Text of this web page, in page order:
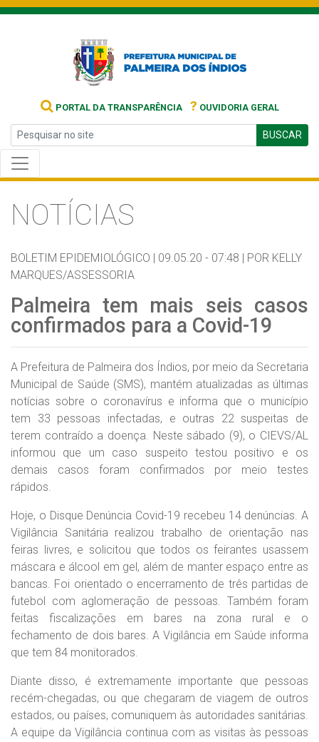
PORTAL DA TRANSPARÊNCIA ? OUVIDORIA GERAL
BUSCAR
NOTÍCIAS
BOLETIM EPIDEMIOLÓGICO | 09.05.20 - 07:48 | POR KELLY
MARQUES/ASSESSORIA
Palmeira tem mais seis casos
confirmados para a Covid-19
A Prefeitura de Palmeira dos Índios, por meio da Secretaria
Municipal de Saúde (SMS), mantém atualizadas as últimas
notícias sobre o coronavírus e informa que o município
tem 33 pessoas infectadas, e outras 22 suspeitas de
terem contraído a doença. Neste sábado (9), o CIEVS/AL
informou que um caso suspeito testou positivo e os
demais casos foram confirmados por meio testes
rápidos.
Hoje, o Disque Denúncia Covid-19 recebeu 14 denúncias. A
Vigilância Sanitária realizou trabalho de orientação nas
feiras livres, e solicitou que todos os feirantes usassem
máscara e álcool em gel, além de manter espaço entre as
bancas. Foi orientado o encerramento de três partidas de
futebol com aglomeração de pessoas. Também foram
feitas fiscalizações em bares na zona rural e o
fechamento de dois bares. A Vigilância em Saúde informa
que tem 84 monitorados.
Diante disso, é extremamente importante que pessoas
recém-chegadas, ou que chegaram de viagem de outros
estados, ou países, comuniquem às autoridades sanitárias.
A equipe da Vigilância continua com as visitas às pessoas